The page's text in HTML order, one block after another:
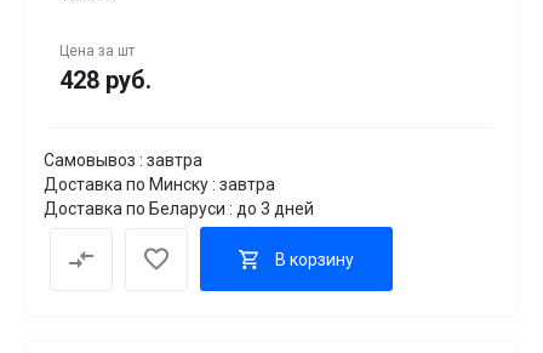
Цена за шт
428 руб.
Самовывоз : завтра
Доставка по Минску : завтра
Доставка по Беларуси : до 3 дней
В корзину